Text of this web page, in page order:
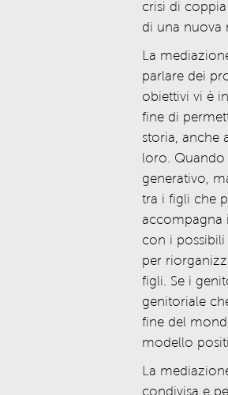
crisi di
di una nuova
La
parlare dei
obiettivi vi è
fine di
storia, anche
loro.
generativo,
tra i figli che
accompagna i
con i
per
figli. Se i
genitoriale
fine del
modello
La
condivisa e